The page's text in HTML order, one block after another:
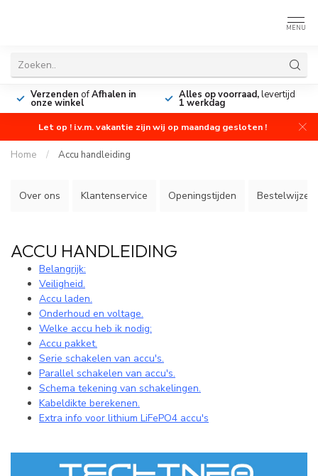
MENU
Verzenden ofAfhalen in
onze winkel
Alles op voorraad,levertijd
1 werkdag
Let op ! i.v.m. vakantie zijn wij op maandag gesloten !
Home / Accu handleiding
Over ons Klantenservice Openingstijden Bestelwijze
ACCU HANDLEIDING
Belangrijk:
Veiligheid.
Accu laden.
Onderhoud en voltage.
Welke accu heb ik nodig:
Accu pakket.
Serie schakelen van accu's.
Parallel schakelen van accu's.
Schema tekening van schakelingen.
Kabeldikte berekenen.
Extra info voor lithium LiFePO4 accu's